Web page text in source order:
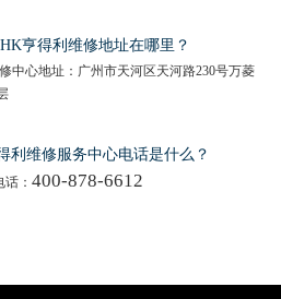
亨得利维修地址在哪里？
中心地址：广州市天河区天河路230号万菱
利维修服务中心电话是什么？
： 400-878-6612